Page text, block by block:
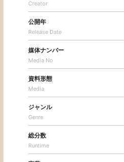
Creator
公開年
Release Date
媒体ナンバー
Media No
資料形態
Media
ジャンル
Genre
総分数
Runtime